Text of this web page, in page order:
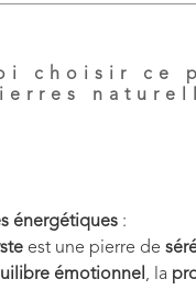
choisir ce
énergétiques :
est une pierre de
émotionnel , la